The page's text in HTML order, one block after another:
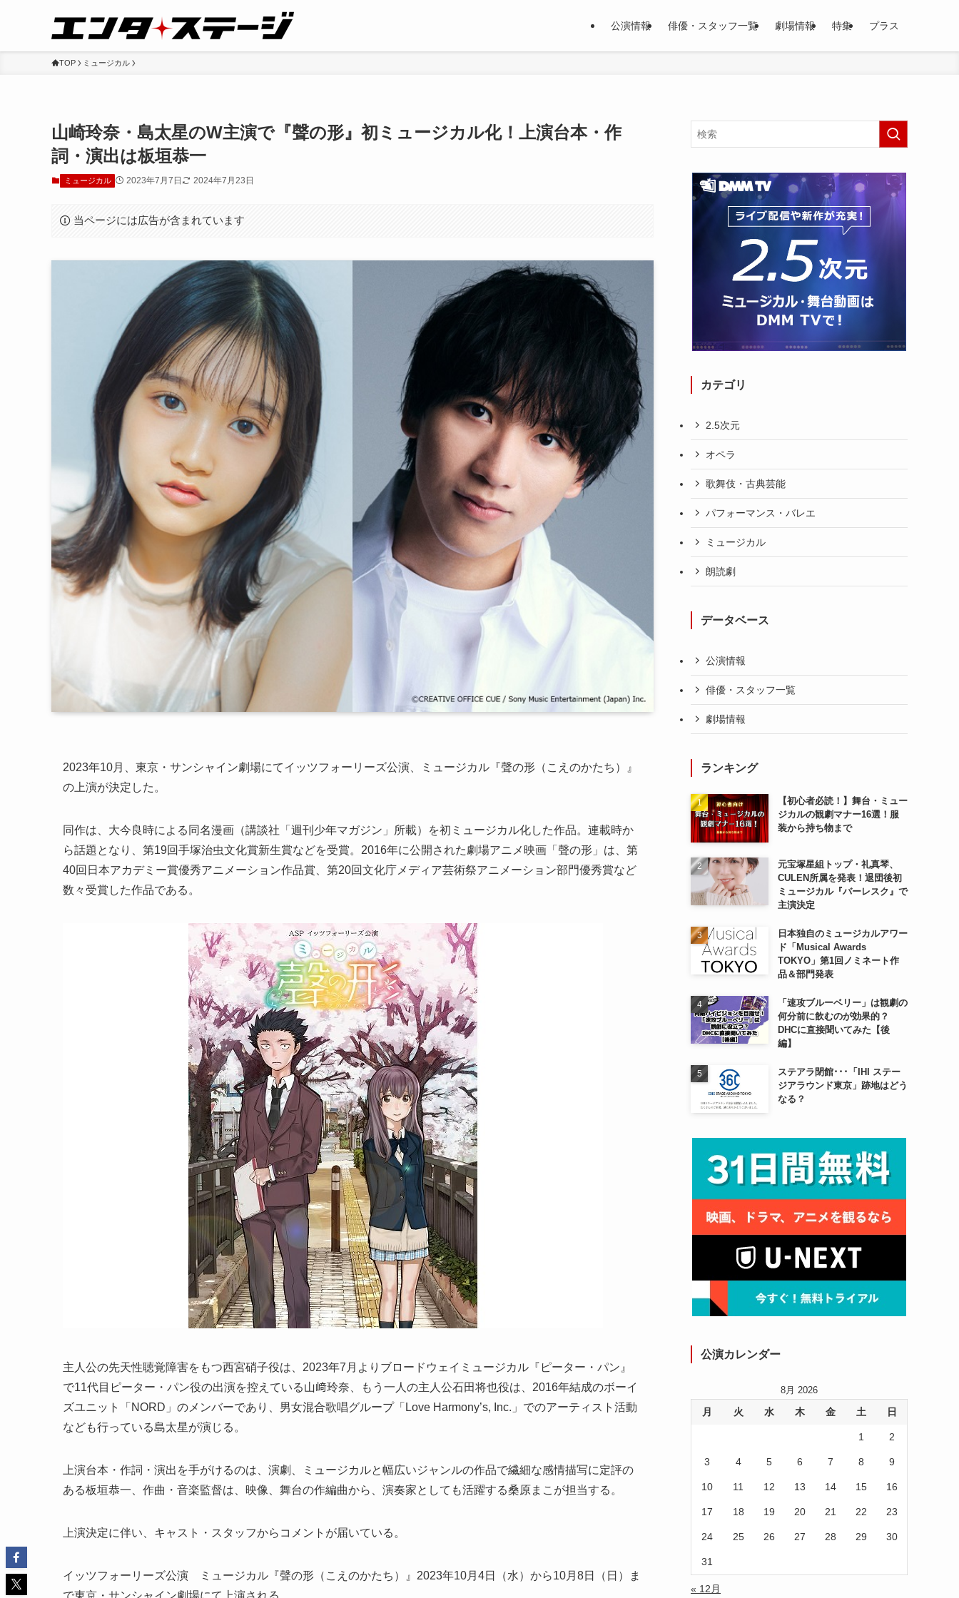
公演情報 俳優・スタッフ一覧 劇場情報 特集 プラス
TOP ミュージカル
山崎玲奈・島太星のW主演で『聲の形』初ミュージカル化！上演台本・作
詞・演出は板垣恭一
ミュージカル 2023年7月7日 2024年7月23日
当ページには広告が含まれています
2023年10月、東京・サンシャイン劇場にてイッツフォーリーズ公演、ミュージカル『聲の形（こえのかたち）』
の上演が決定した。
同作は、大今良時による同名漫画（講談社「週刊少年マガジン」所載）を初ミュージカル化した作品。連載時か
ら話題となり、第19回手塚治虫文化賞新生賞などを受賞。2016年に公開された劇場アニメ映画「聲の形」は、第
40回日本アカデミー賞優秀アニメーション作品賞、第20回文化庁メディア芸術祭アニメーション部門優秀賞など
数々受賞した作品である。
主人公の先天性聴覚障害をもつ西宮硝子役は、2023年7月よりブロードウェイミュージカル『ピーター・パン』
で11代目ピーター・パン役の出演を控えている山﨑玲奈、もう一人の主人公石田将也役は、2016年結成のボーイ
ズユニット「NORD」のメンバーであり、男女混合歌唱グループ「Love Harmony’s, Inc.」でのアーティスト活動
なども行っている島太星が演じる。
上演台本・作詞・演出を手がけるのは、演劇、ミュージカルと幅広いジャンルの作品で繊細な感情描写に定評の
ある板垣恭一、作曲・音楽監督は、映像、舞台の作編曲から、演奏家としても活躍する桑原まこが担当する。
上演決定に伴い、キャスト・スタッフからコメントが届いている。
イッツフォーリーズ公演 ミュージカル『聲の形（こえのかたち）』2023年10月4日（水）から10月8日（日）ま
で東京・サンシャイン劇場にて上演される。
カテゴリ
2.5次元
オペラ
歌舞伎・古典芸能
パフォーマンス・バレエ
ミュージカル
朗読劇
データベース
公演情報
俳優・スタッフ一覧
劇場情報
ランキング
【初心者必読！】舞台・ミュー
ジカルの観劇マナー16選！服
装から持ち物まで
元宝塚星組トップ・礼真琴、
CULEN所属を発表！退団後初
ミュージカル『バーレスク』で
主演決定
日本独自のミュージカルアワー
ド「Musical Awards
TOKYO」第1回ノミネート作
品＆部門発表
「速攻ブルーベリー」は観劇の
何分前に飲むのが効果的？
DHCに直接聞いてみた【後
編】
ステアラ閉館･･･「IHI ステー
ジアラウンド東京」跡地はどう
なる？
公演カレンダー
8月 2026
月 火 水 木 金 土 日
1 2
3 4 5 6 7 8 9
10 11 12 13 14 15 16
17 18 19 20 21 22 23
24 25 26 27 28 29 30
31
« 12月